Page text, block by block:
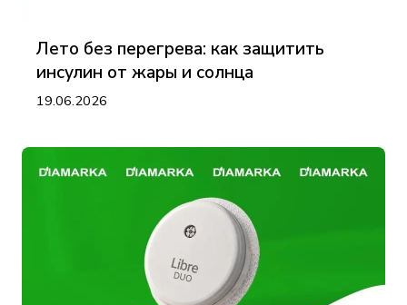
Лето без перегрева: как защитить
инсулин от жары и солнца
19.06.2026